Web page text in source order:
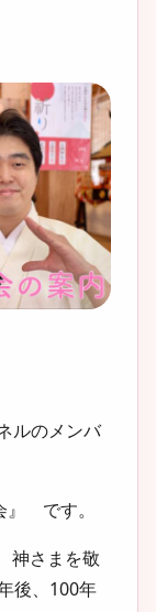
ルのメンバ
』 です。
神さまを敬
後、100年